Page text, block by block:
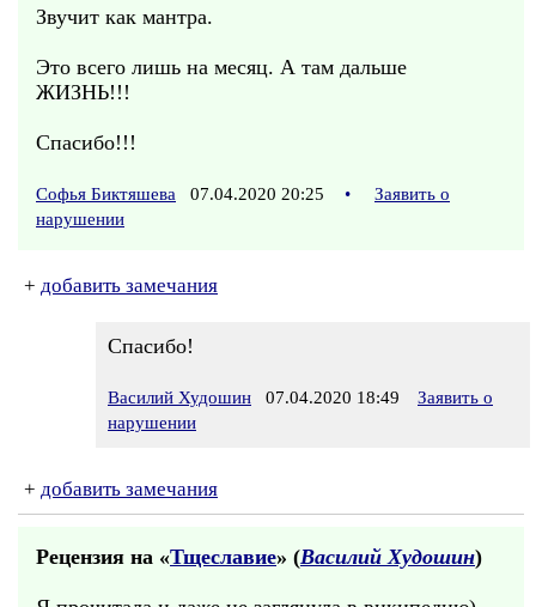
Звучит как мантра.
Это всего лишь на месяц. А там дальше
ЖИЗНЬ!!!
Спасибо!!!
Софья Биктяшева 07.04.2020 20:25 •
Заявить о
нарушении
+ добавить замечания
Спасибо!
Василий Худошин 07.04.2020 18:49
Заявить о
нарушении
+ добавить замечания
Рецензия на «Тщеславие» (Василий Худошин)